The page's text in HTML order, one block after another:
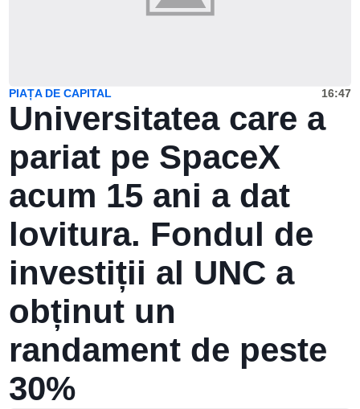
PIAȚA DE CAPITAL 16:47
Universitatea care a
pariat pe SpaceX
acum 15 ani a dat
lovitura. Fondul de
investiții al UNC a
obținut un
randament de peste
30%